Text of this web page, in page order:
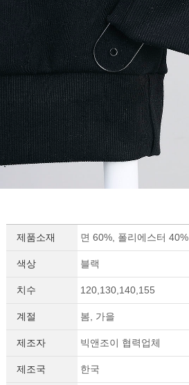
제품소재 면 60%, 폴리에스터 40%
색상 블랙
치수 120,130,140,155
계절 봄, 가을
제조자 빅앤조이 협력업체
제조국 한국